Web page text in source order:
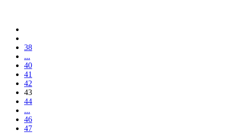
38
...
40
41
42
43
44
...
46
47